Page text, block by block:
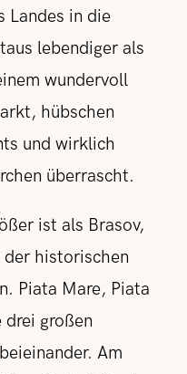
Landes in die
lebendiger als
wundervoll
hübschen
und wirklich
überrascht.
ist als Brasov,
historischen
Piata Mare, Piata
großen
Am